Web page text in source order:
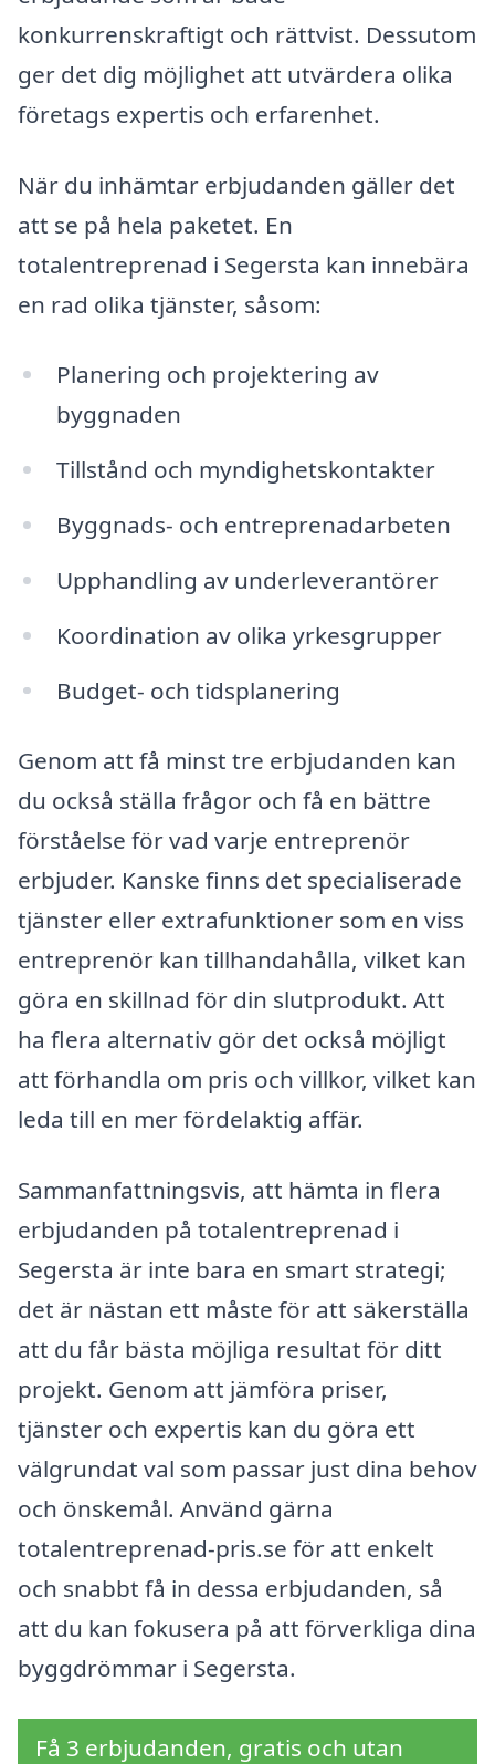
konkurrenskraftigt och rättvist. Dessutom
ger det dig möjlighet att utvärdera olika
företags expertis och erfarenhet.
När du inhämtar erbjudanden gäller det
att se på hela paketet. En
totalentreprenad i Segersta kan innebära
en rad olika tjänster, såsom:
Planering och projektering av
byggnaden
Tillstånd och myndighetskontakter
Byggnads- och entreprenadarbeten
Upphandling av underleverantörer
Koordination av olika yrkesgrupper
Budget- och tidsplanering
Genom att få minst tre erbjudanden kan
du också ställa frågor och få en bättre
förståelse för vad varje entreprenör
erbjuder. Kanske finns det specialiserade
tjänster eller extrafunktioner som en viss
entreprenör kan tillhandahålla, vilket kan
göra en skillnad för din slutprodukt. Att
ha flera alternativ gör det också möjligt
att förhandla om pris och villkor, vilket kan
leda till en mer fördelaktig affär.
Sammanfattningsvis, att hämta in flera
erbjudanden på totalentreprenad i
Segersta är inte bara en smart strategi;
det är nästan ett måste för att säkerställa
att du får bästa möjliga resultat för ditt
projekt. Genom att jämföra priser,
tjänster och expertis kan du göra ett
välgrundat val som passar just dina behov
och önskemål. Använd gärna
totalentreprenad-pris.se för att enkelt
och snabbt få in dessa erbjudanden, så
att du kan fokusera på att förverkliga dina
byggdrömmar i Segersta.
Få 3 erbjudanden, gratis och utan